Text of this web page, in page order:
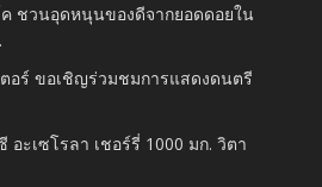
ชวนอุดหนุนของดีจากยอดดอยใน
ตอร์ ขอเชิญร่วมชมการแสดงดนตรี
อะเซโรลา เชอร์รี่ 1000 มก. วิตา